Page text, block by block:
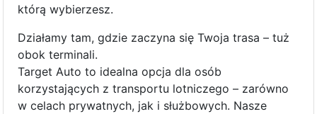
którą wybierzesz.
Działamy tam, gdzie zaczyna się Twoja trasa – tuż
obok terminali.
Target Auto to idealna opcja dla osób
korzystających z transportu lotniczego – zarówno
w celach prywatnych, jak i służbowych. Nasze